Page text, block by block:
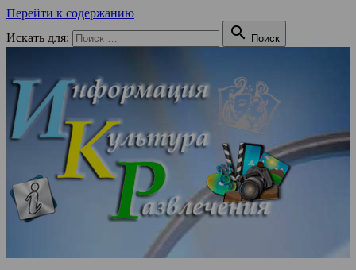
Перейти к содержанию
Искать для:
 Поиск